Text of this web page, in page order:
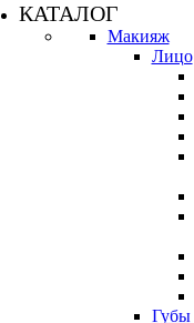
КАТАЛОГ
Макияж
Лицо
Губы